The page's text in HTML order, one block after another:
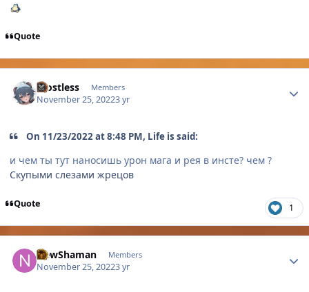
Quote
Frostless Members
November 25, 20223 yr
On 11/23/2022 at 8:48 PM, Life is said:
и чем ты тут наносишь урон мага и рея в инсте? чем ?
Скупыми слезами жрецов
Quote 1
NewShaman Members
November 25, 20223 yr